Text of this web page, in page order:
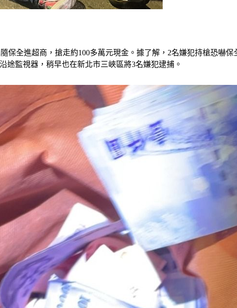
保全進超商，搶走約100多萬元現金。據了解，2名嫌犯持槍恐嚇
途監視器，稍早也在新北市三峽區將3名嫌犯逮捕。